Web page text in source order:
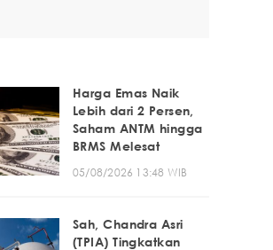
Harga Emas Naik
Lebih dari 2 Persen,
Saham ANTM hingga
BRMS Melesat
05/08/2026 13:48 WIB
Sah, Chandra Asri
(TPIA) Tingkatkan